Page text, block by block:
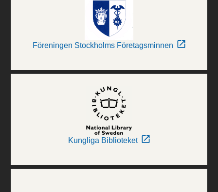
Föreningen Stockholms Företagsminnen
Kungliga Biblioteket